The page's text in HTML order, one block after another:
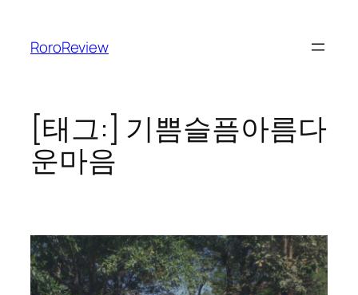
RoroReview
[태그:] 기쁨슬픔아름다
운마음